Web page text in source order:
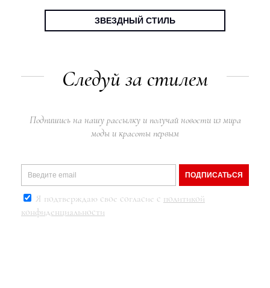
ЗВЕЗДНЫЙ СТИЛЬ
Следуй за стилем
Подпишись на нашу рассылку и получай новости из мира
моды и красоты первым
ПОДПИСАТЬСЯ
Я подтверждаю свое согласие с политикой
конфиденциальности